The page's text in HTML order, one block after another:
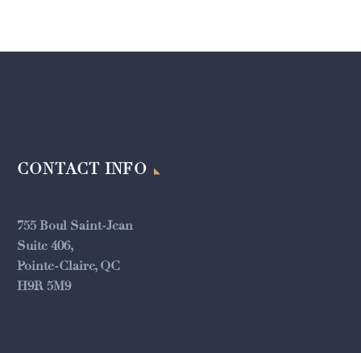
CONTACT INFO
755 Boul Saint-Jean
Suite 406,
Pointe-Claire, QC
H9R 5M9